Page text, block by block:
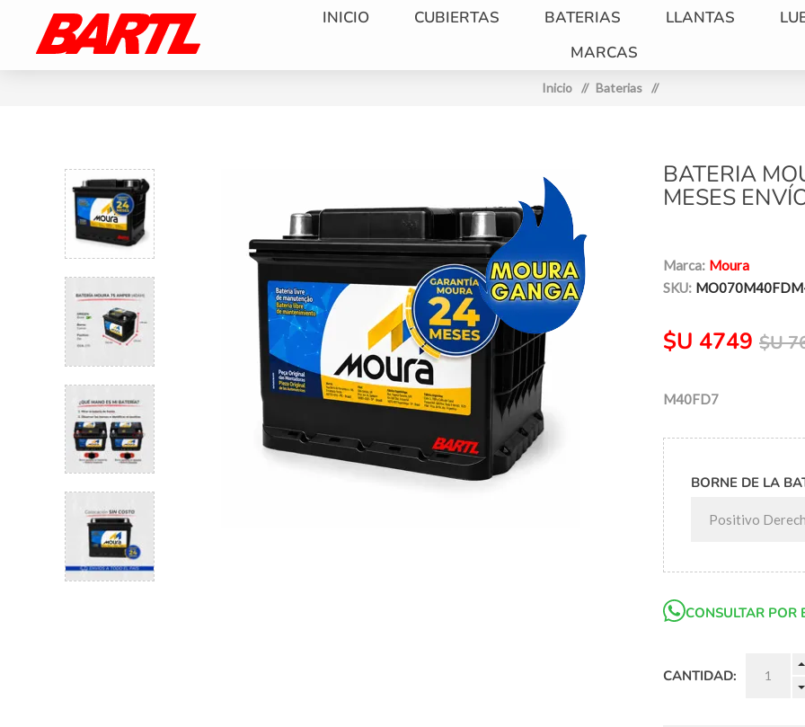
INICIO CUBIERTAS BATERIAS LLANTAS
MARCAS
Inicio / Baterias /
BATERIA
MESES
Marca: Moura
SKU:
$U 4749 $U
M40FD7
BORNE DE LA
CONSULTAR POR
CANTIDAD: